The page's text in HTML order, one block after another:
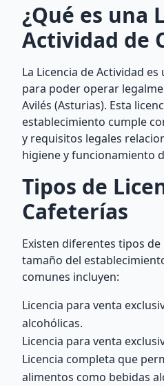
¿Qué es una
Actividad de
La Licencia de Actividad
para poder operar
Avilés (Asturias). Esta
establecimiento cumple
y requisitos legales
higiene y funcionamiento
Tipos de
Cafeterías
Existen diferentes tipos
tamaño del
comunes incluyen:
Licencia para venta
alcohólicas.
Licencia para venta
Licencia completa que
alimentos como bebidas